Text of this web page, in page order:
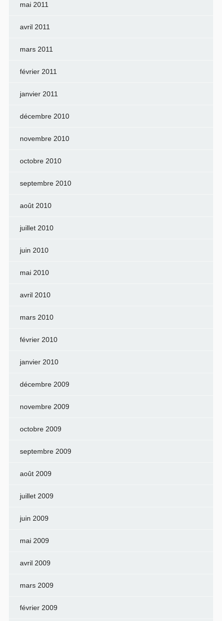
mai 2011
avril 2011
mars 2011
février 2011
janvier 2011
décembre 2010
novembre 2010
octobre 2010
septembre 2010
août 2010
juillet 2010
juin 2010
mai 2010
avril 2010
mars 2010
février 2010
janvier 2010
décembre 2009
novembre 2009
octobre 2009
septembre 2009
août 2009
juillet 2009
juin 2009
mai 2009
avril 2009
mars 2009
février 2009